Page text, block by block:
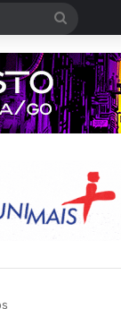
Procurar
por